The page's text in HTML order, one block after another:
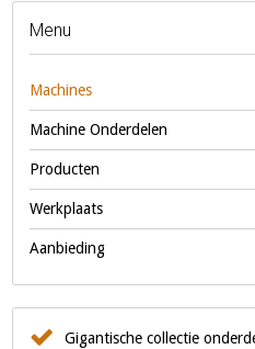
Menu
Machines
Machine Onderdelen
Producten
Werkplaats
Aanbieding
Gigantische collectie